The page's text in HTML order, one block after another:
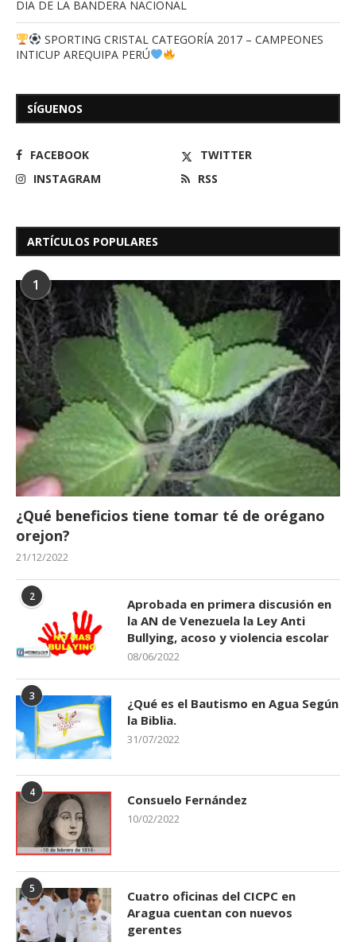
DIA DE LA BANDERA NACIONAL
SPORTING CRISTAL CATEGORÍA 2017 – CAMPEONES
INTICUP AREQUIPA PERÚ
SÍGUENOS
FACEBOOK
TWITTER
INSTAGRAM
RSS
ARTÍCULOS POPULARES
1
¿Qué beneficios tiene tomar té de orégano
orejon?
21/12/2022
2
Aprobada en primera discusión en
la AN de Venezuela la Ley Anti
Bullying, acoso y violencia escolar
08/06/2022
3
¿Qué es el Bautismo en Agua Según
la Biblia.
31/07/2022
4 Consuelo Fernández
10/02/2022
5
Cuatro oficinas del CICPC en
Aragua cuentan con nuevos
gerentes